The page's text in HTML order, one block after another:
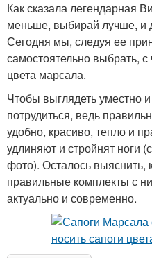
Как сказала легендарная
меньше, выбирай лучше, и
Сегодня мы, следуя ее
самостоятельно выбрать,
цвета марсала.
Чтобы выглядеть уместно и
потрудиться, ведь
удобно, красиво, тепло и
удлиняют и стройнят ноги
фото). Осталось выяснить,
правильные комплекты с
актуально и современно.